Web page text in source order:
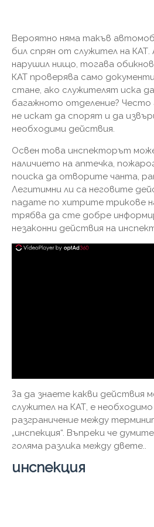
Вероятно няма такъв
бил спрян от служител на
нарушил нищо, тогава
КАТ проверява само
стане, ако служителят иска
багажното отделение?
не искат да спорят и да
необходими действия.
Освен това инспекторът
наличието на аптечка,
поиска да отворите чанта,
Легитимни ли са неговите
падате по хитрите трикове
трябва да сте добре
незаконни действия на
За да знаете какви действия
служител на КАТ, е
разграничение между
„инспекция“. Въпреки че
голяма разлика между двете..
инспекция